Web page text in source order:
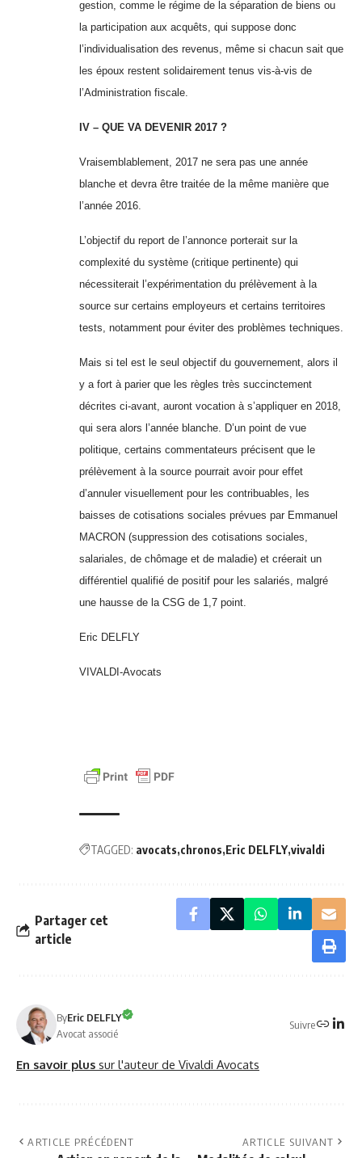
gestion, comme le régime de la séparation de biens ou
la participation aux acquêts, qui suppose donc
l’individualisation des revenus, même si chacun sait que
les époux restent solidairement tenus vis-à-vis de
l’Administration fiscale.
IV – QUE VA DEVENIR 2017 ?
Vraisemblablement, 2017 ne sera pas une année
blanche et devra être traitée de la même manière que
l’année 2016.
L’objectif du report de l’annonce porterait sur la
complexité du système (critique pertinente) qui
nécessiterait l’expérimentation du prélèvement à la
source sur certains employeurs et certains territoires
tests, notamment pour éviter des problèmes techniques.
Mais si tel est le seul objectif du gouvernement, alors il
y a fort à parier que les règles très succinctement
décrites ci-avant, auront vocation à s’appliquer en 2018,
qui sera alors l’année blanche. D’un point de vue
politique, certains commentateurs précisent que le
prélèvement à la source pourrait avoir pour effet
d’annuler visuellement pour les contribuables, les
baisses de cotisations sociales prévues par Emmanuel
MACRON (suppression des cotisations sociales,
salariales, de chômage et de maladie) et créerait un
différentiel qualifié de positif pour les salariés, malgré
une hausse de la CSG de 1,7 point.
Eric DELFLY
VIVALDI-Avocats
TAGGED: avocats chronos Eric DELFLY vivaldi
Partager cet
article
ByEric DELFLY
Avocat associé
Suivre
En savoir plus sur l'auteur de Vivaldi Avocats
ARTICLE PRÉCÉDENT ARTICLE SUIVANT